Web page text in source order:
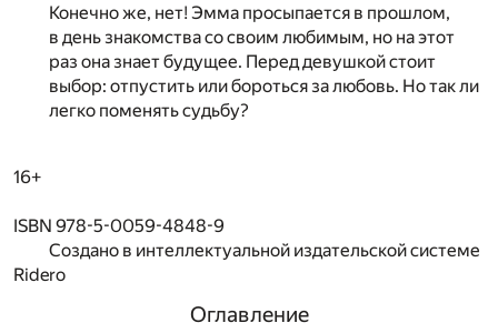
Конечно же, нет! Эмма просыпается в прошлом,
в день знакомства со своим любимым, но на этот
раз она знает будущее. Перед девушкой стоит
выбор: отпустить или бороться за любовь. Но так ли
легко поменять судьбу?
16+
ISBN 978-5-0059-4848-9
Создано в интеллектуальной издательской системе
Ridero
Оглавление